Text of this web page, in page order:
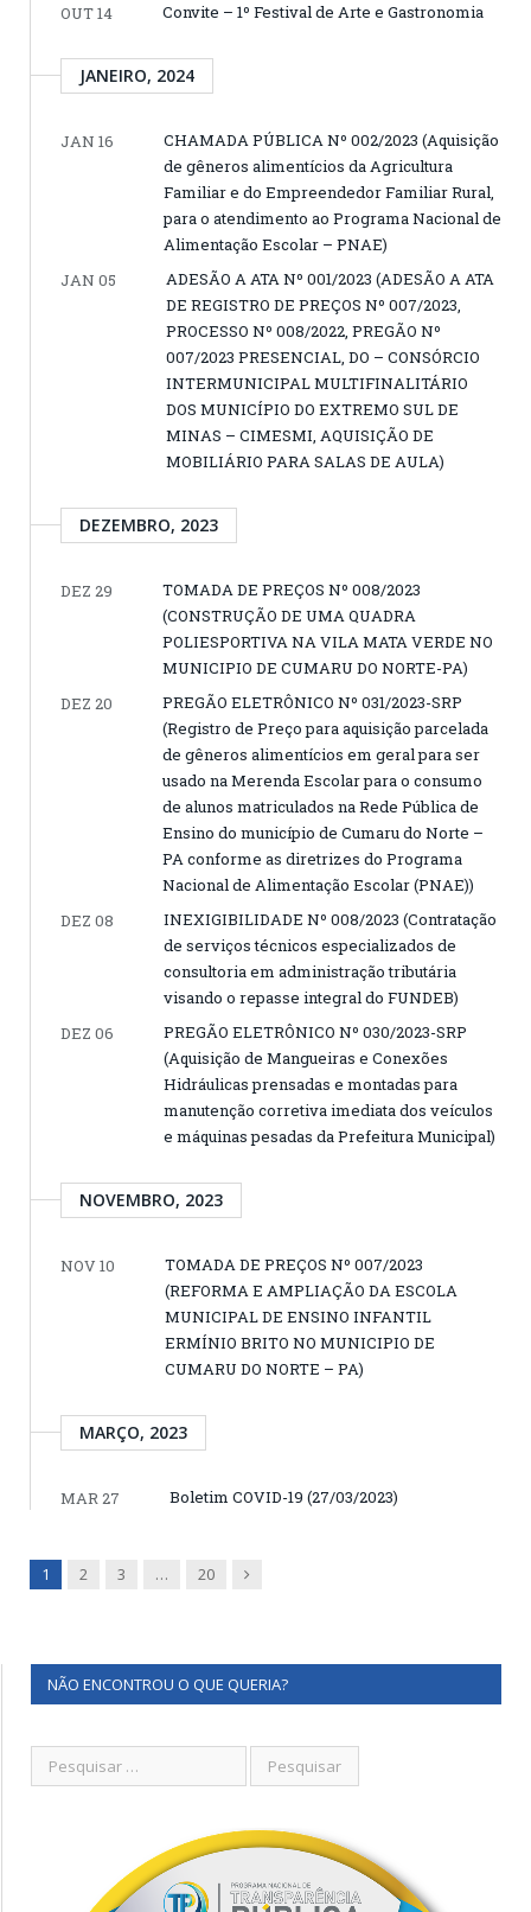
OUT 14 Convite – 1º Festival de Arte e Gastronomia
JANEIRO, 2024
JAN 16
CHAMADA PÚBLICA Nº 002/2023 (Aquisição
de gêneros alimentícios da Agricultura
Familiar e do Empreendedor Familiar Rural,
para o atendimento ao Programa Nacional de
Alimentação Escolar – PNAE)
JAN 05
ADESÃO A ATA Nº 001/2023 (ADESÃO A ATA
DE REGISTRO DE PREÇOS Nº 007/2023,
PROCESSO Nº 008/2022, PREGÃO Nº
007/2023 PRESENCIAL, DO – CONSÓRCIO
INTERMUNICIPAL MULTIFINALITÁRIO
DOS MUNICÍPIO DO EXTREMO SUL DE
MINAS – CIMESMI, AQUISIÇÃO DE
MOBILIÁRIO PARA SALAS DE AULA)
DEZEMBRO, 2023
DEZ 29
TOMADA DE PREÇOS Nº 008/2023
(CONSTRUÇÃO DE UMA QUADRA
POLIESPORTIVA NA VILA MATA VERDE NO
MUNICIPIO DE CUMARU DO NORTE-PA)
DEZ 20
PREGÃO ELETRÔNICO Nº 031/2023-SRP
(Registro de Preço para aquisição parcelada
de gêneros alimentícios em geral para ser
usado na Merenda Escolar para o consumo
de alunos matriculados na Rede Pública de
Ensino do município de Cumaru do Norte –
PA conforme as diretrizes do Programa
Nacional de Alimentação Escolar (PNAE))
DEZ 08
INEXIGIBILIDADE Nº 008/2023 (Contratação
de serviços técnicos especializados de
consultoria em administração tributária
visando o repasse integral do FUNDEB)
DEZ 06
PREGÃO ELETRÔNICO Nº 030/2023-SRP
(Aquisição de Mangueiras e Conexões
Hidráulicas prensadas e montadas para
manutenção corretiva imediata dos veículos
e máquinas pesadas da Prefeitura Municipal)
NOVEMBRO, 2023
NOV 10
TOMADA DE PREÇOS Nº 007/2023
(REFORMA E AMPLIAÇÃO DA ESCOLA
MUNICIPAL DE ENSINO INFANTIL
ERMÍNIO BRITO NO MUNICIPIO DE
CUMARU DO NORTE – PA)
MARÇO, 2023
MAR 27 Boletim COVID-19 (27/03/2023)
1 2 3 … 20 Next
NÃO ENCONTROU O QUE QUERIA?